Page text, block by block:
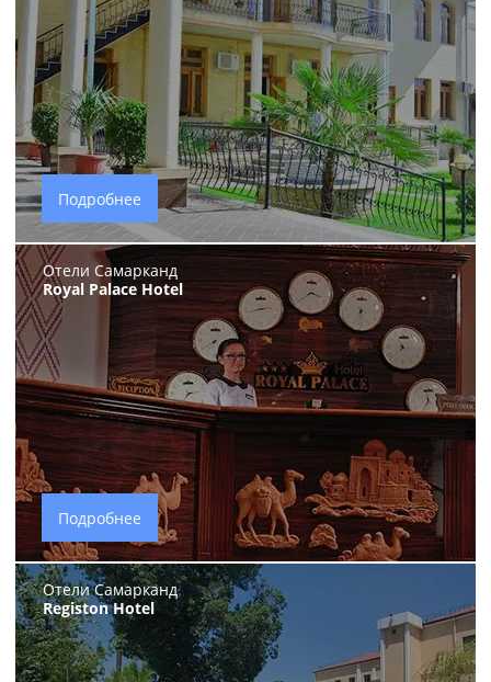
Подробнее
Отели Самарканд
Royal Palace Hotel
Подробнее
Отели Самарканд
Registon Hotel